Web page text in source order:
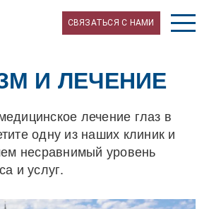
СВЯЗАТЬСЯ С НАМИ
И ЛЕЧЕНИЕ
лечение глаз в
одну из наших клиник и
несравнимый уровень
и услуг.